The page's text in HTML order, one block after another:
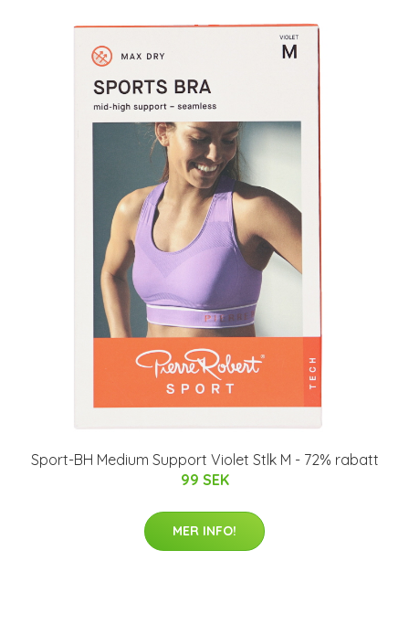
Sport-BH Medium Support Violet Stlk M - 72% rabatt
99 SEK
MER INFO!